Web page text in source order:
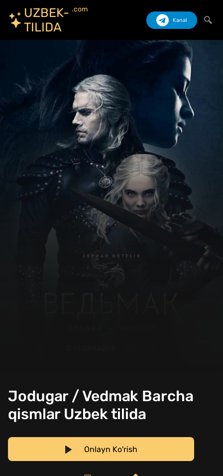
UZBEK-
TILIDA
.com
Kanal
Jodugar / Vedmak Barcha
qismlar Uzbek tilida
Onlayn Ko'rish